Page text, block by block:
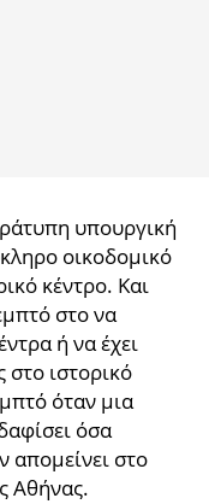
υπουργική
οικοδομικό
κέντρο. Και
στο να
ή να έχει
στο ιστορικό
όταν μια
όσα
απομείνει στο
Αθήνας.